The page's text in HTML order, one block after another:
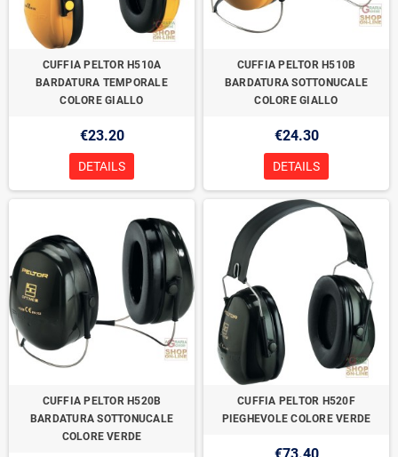
CUFFIA PELTOR H510A
BARDATURA TEMPORALE
COLORE GIALLO
€23.20
DETAILS
CUFFIA PELTOR H510B
BARDATURA SOTTONUCALE
COLORE GIALLO
€24.30
DETAILS
CUFFIA PELTOR H520B
BARDATURA SOTTONUCALE
COLORE VERDE
CUFFIA PELTOR H520F
PIEGHEVOLE COLORE VERDE